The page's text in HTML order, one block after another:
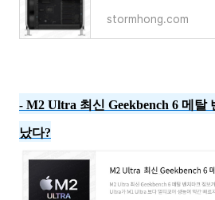
stormhong.com
- M2 Ultra 최신 Geekbench 6 메탈
났다?